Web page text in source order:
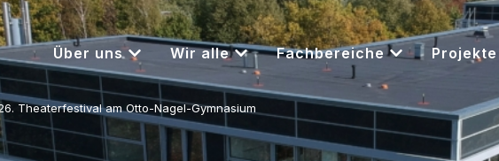
Über uns Wir alle Fachbereiche Projekte
Theaterfestival am Otto-Nagel-Gymnasium